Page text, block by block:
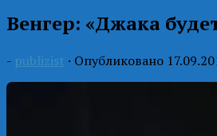
Венгер: «Джака
- publizist · Опубликовано